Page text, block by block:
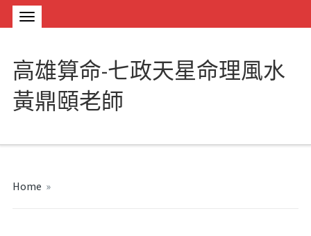
高雄算命-七政天星命理風水
黃鼎頤老師
Home »